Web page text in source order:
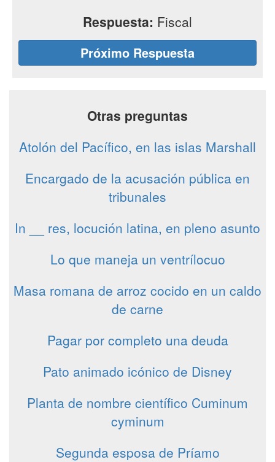
Respuesta: Fiscal
Próximo Respuesta
Otras preguntas
Atolón del Pacífico, en las islas Marshall
Encargado de la acusación pública en
tribunales
In __ res, locución latina, en pleno asunto
Lo que maneja un ventrílocuo
Masa romana de arroz cocido en un caldo
de carne
Pagar por completo una deuda
Pato animado icónico de Disney
Planta de nombre científico Cuminum
cyminum
Segunda esposa de Príamo